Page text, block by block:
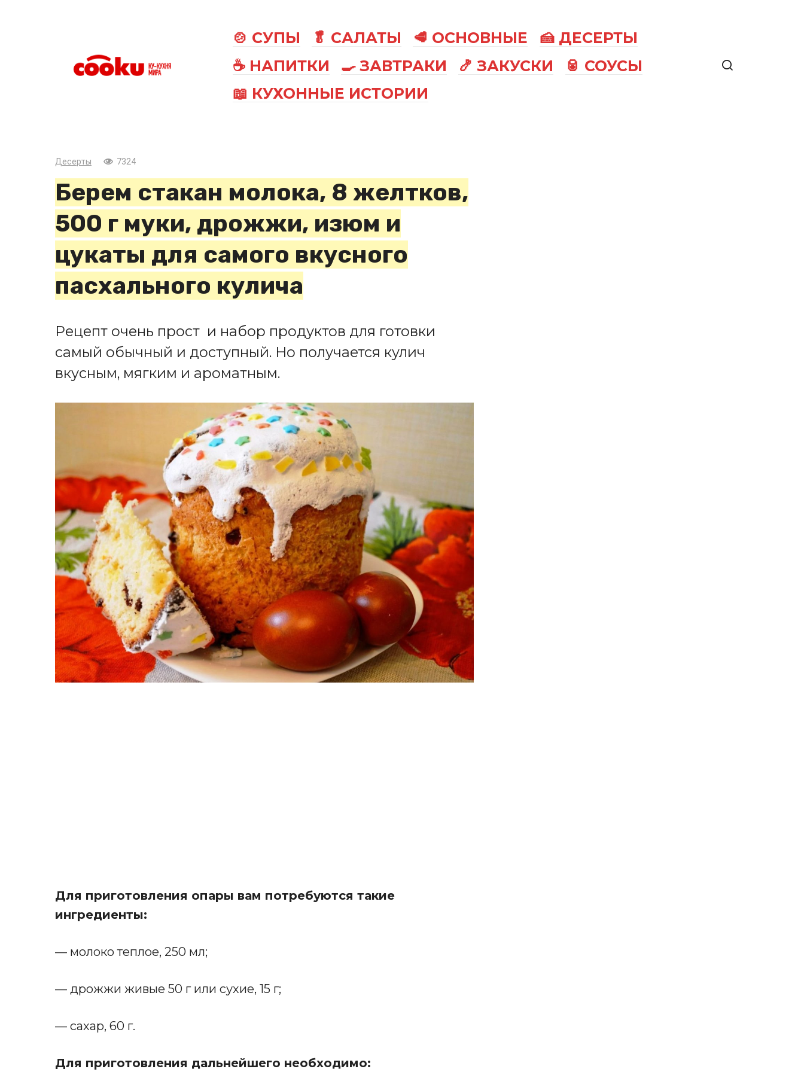
🍲 СУПЫ 🥬 САЛАТЫ 🥩 ОСНОВНЫЕ
🍰 ДЕСЕРТЫ
☕ НАПИТКИ
🍳 ЗАВТРАКИ 🍤 ЗАКУСКИ
🥫 СОУСЫ
📖 КУХОННЫЕ ИСТОРИИ
Десерты 7324
Берем стакан молока, 8 желтков,
500 г муки, дрожжи, изюм и
цукаты для самого вкусного
пасхального кулича
Рецепт очень прост и набор продуктов для готовки
самый обычный и доступный. Но получается кулич
вкусным, мягким и ароматным.
Для приготовления опары вам потребуются такие
ингредиенты:
— молоко теплое, 250 мл;
— дрожжи живые 50 г или сухие, 15 г;
— сахар, 60 г.
Для приготовления дальнейшего необходимо: